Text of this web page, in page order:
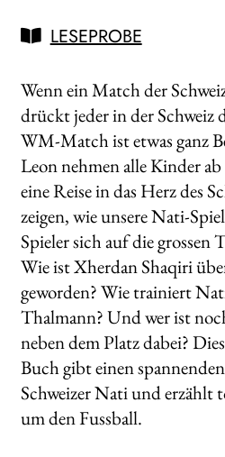
LESEPROBE
Wenn ein Match der
drückt jeder in der Schweiz
WM-Match ist etwas ganz
Leon nehmen alle Kinder
eine Reise in das Herz des
zeigen, wie unsere Nati-
Spieler sich auf die grossen
Wie ist Xherdan Shaqiri
geworden? Wie trainiert
Thalmann? Und wer ist
neben dem Platz dabei?
Buch gibt einen
Schweizer Nati und erzählt
um den Fussball.